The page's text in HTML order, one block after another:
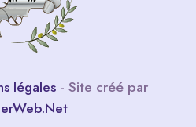
légales - Site créé par